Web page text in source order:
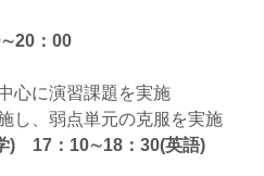
：00
心に演習課題を実施
、弱点単元の克服を実施
) 17：10∼18：30(英語)